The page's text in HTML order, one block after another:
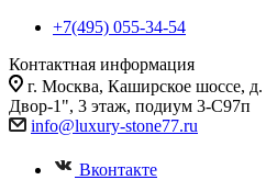
+7(495) 055-34-54
Контактная информация
г. Москва, Каширское шоссе,
Двор-1", 3 этаж, подиум 3-С97п
info@luxury-stone77.ru
Вконтакте